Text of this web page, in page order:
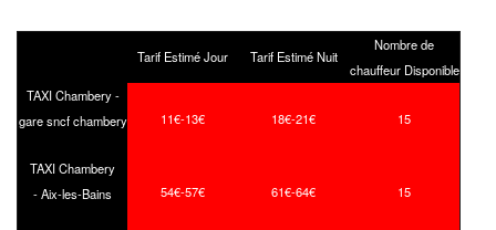
Tarif Estimé Jour Tarif Estimé Nuit
Nombre de
chauffeur Disponible
TAXI Chambery -
gare sncf chambery
11€-13€ 18€-21€ 15
TAXI Chambery
- Aix-les-Bains
54€-57€ 61€-64€ 15